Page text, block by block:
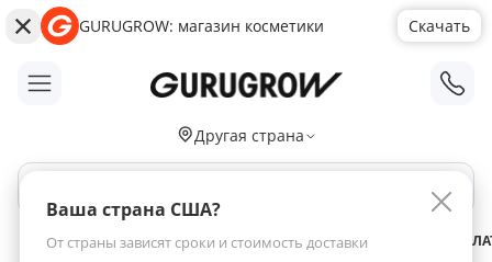
GURUGROW: магазин косметики Скачать
Другая страна
Ваша страна США?
От страны зависят сроки и стоимость доставки
АКЦИИ НОВИНКИБРЕНДЫЗАРАБОТАТЬ С НАМИ